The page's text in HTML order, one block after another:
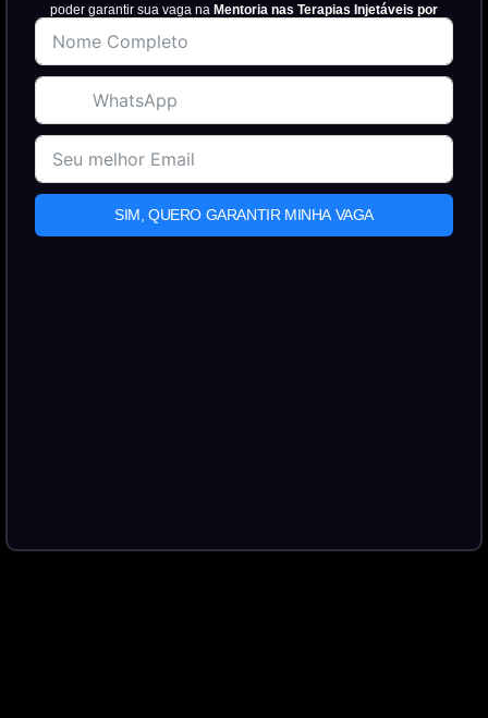
poder garantir sua vaga na Mentoria nas Terapias Injetáveis por
SIM, QUERO GARANTIR MINHA VAGA